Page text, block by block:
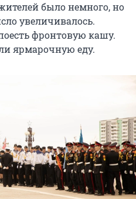
было немного, но
увеличивалось.
фронтовую кашу.
ярмарочную еду.